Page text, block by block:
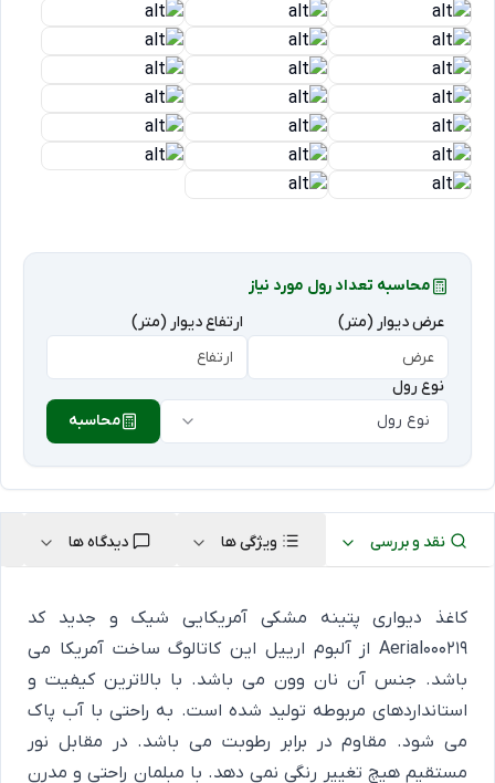
محاسبه تعداد رول مورد نیاز
عرض دیوار (متر)
ارتفاع دیوار (متر)
نوع رول
نوع رول
محاسبه
نقد و بررسی ویژگی ها دیدگاه ها
کاغذ دیواری پتینه مشکی آمریکایی شیک و جدید کد
Aerial000219 از آلبوم ارییل این کاتالوگ ساخت آمریکا می
باشد. جنس آن نان وون می باشد. با بالاترین کیفیت و
استانداردهای مربوطه تولید شده است. به راحتی با آب پاک
می شود. مقاوم در برابر رطوبت می باشد. در مقابل نور
مستقیم هیچ تغییر رنگی نمی دهد. با مبلمان راحتی و مدرن